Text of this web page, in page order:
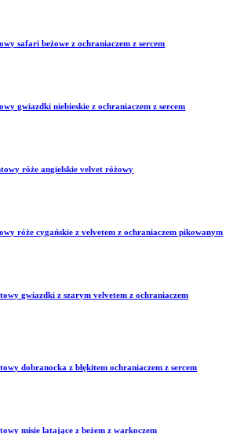
safari beżowe z ochraniaczem z sercem
gwiazdki niebieskie z ochraniaczem z sercem
róże angielskie velvet różowy
róże cygańskie z velvetem z ochraniaczem pikowanym
gwiazdki z szarym velvetem z ochraniaczem
dobranocka z błękitem ochraniaczem z sercem
misie latające z beżem z warkoczem